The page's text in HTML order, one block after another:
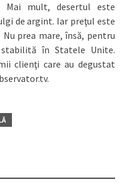
Mai mult, desertul este
de argint. Iar preţul este
Nu prea mare, însă, pentru
în Statele Unite.
clienţi care au degustat